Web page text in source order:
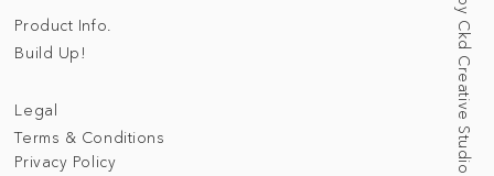
Legal
Terms & Conditions
Privacy Policy
Product Info.
Build Up!